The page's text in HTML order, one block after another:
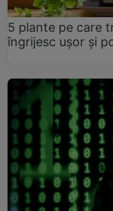
5 plante pe care
îngrijesc ușor și